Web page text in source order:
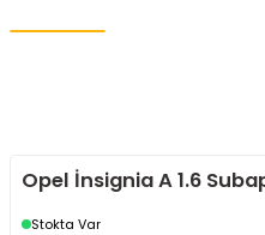
Opel İnsignia A 1.6
Stokta Var